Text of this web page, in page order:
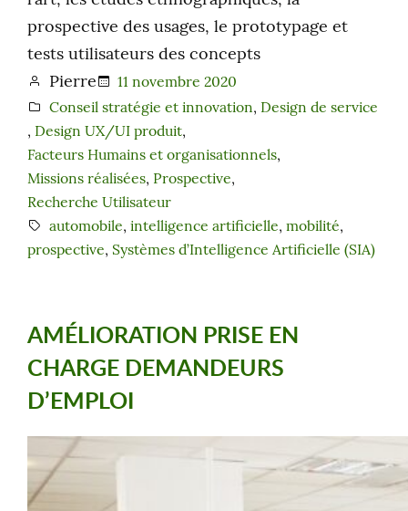
prospective des usages, le prototypage et
tests utilisateurs des concepts
Pierre
11 novembre 2020
Conseil stratégie et innovation, Design de service
, Design UX/UI produit,
Facteurs Humains et organisationnels,
Missions réalisées, Prospective,
Recherche Utilisateur
automobile, intelligence artificielle, mobilité,
prospective, Systèmes d’Intelligence Artificielle (SIA)
AMÉLIORATION PRISE EN
CHARGE DEMANDEURS
D’EMPLOI